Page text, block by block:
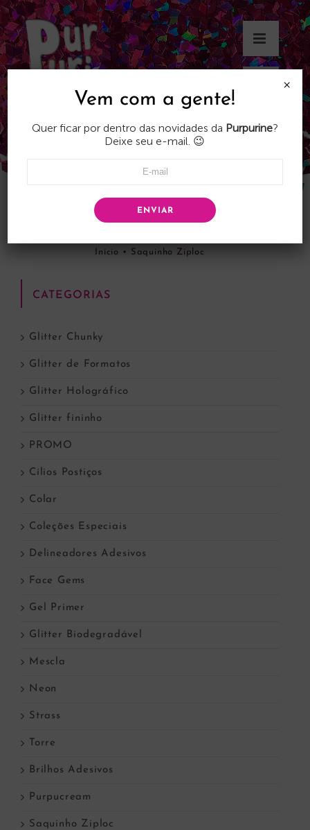
Skip
to
content
Início • Saquinho Ziploc
CATEGORIAS
Glitter Chunky
Glitter de Formatos
Glitter Holográfico
Glitter fininho
PROMO
Cílios Postiços
Colar
Coleções Especiais
Delineadores Adesivos
Face Gems
Gel Primer
Glitter Biodegradável
Mescla
Neon
Strass
Torre
Brilhos Adesivos
Purpucream
Saquinho Ziploc
Vem com a gente!
Quer ficar por dentro das novidades da Purpurine?
Deixe seu e-mail. 😉
ENVIAR
×